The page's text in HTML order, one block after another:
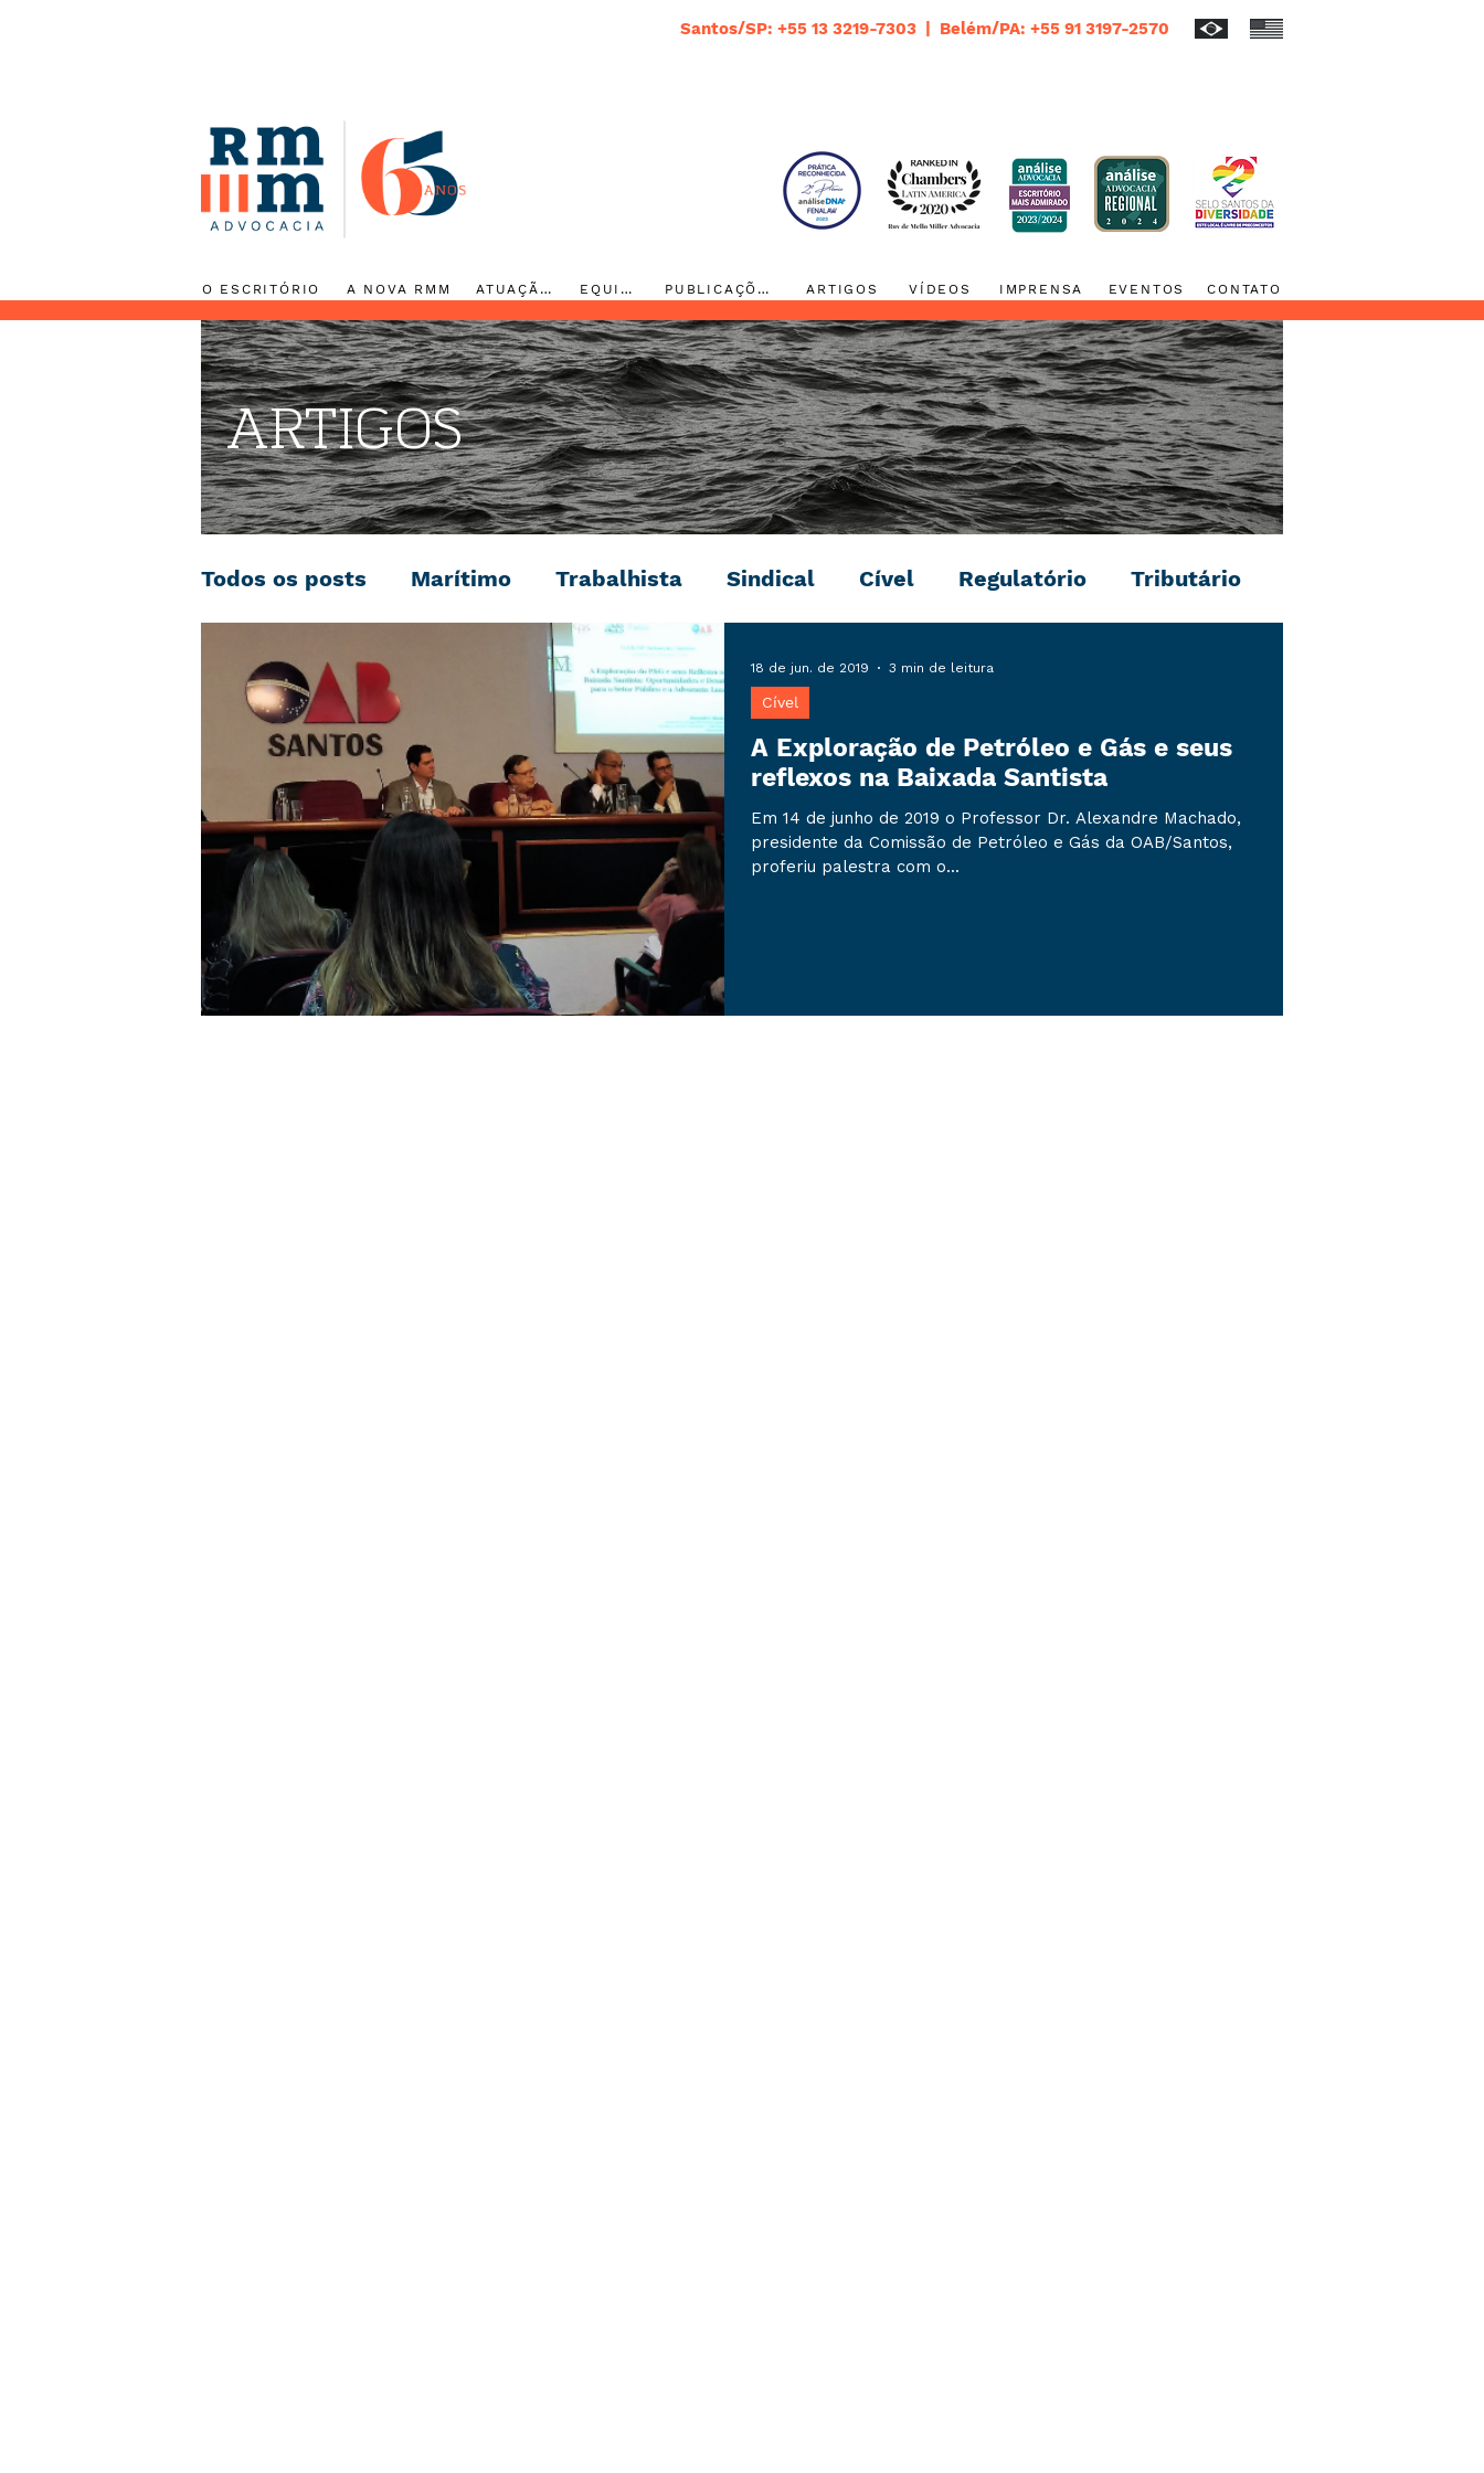
Santos/SP: +55 13 3219-7303 | Belém/PA: +55 91 3197-2570
O ESCRITÓRIO A NOVA RMM ATUAÇÃO EQUIPE PUBLICAÇÕES ARTIGOS VÍDEOS IMPRENSA EVENTOS CONTATO
ARTIGOS
Todos os posts Marítimo Trabalhista Sindical Cível Regulatório Tributário
Negociação Coletiva Penal Ambiental Digital Eventos
A Exploração de Petróleo e Gás e seus
reflexos na Baixada Santista
Em 14 de junho de 2019 o Professor Dr. Alexandre Machado,
presidente da Comissão de Petróleo e Gás da OAB/Santos,
proferiu palestra com o...
Cível
18 de jun. de 2019 3 min de leitura